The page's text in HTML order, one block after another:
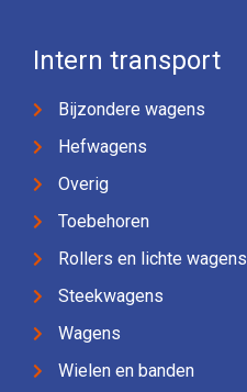
Intern transport
Bijzondere wagens
Hefwagens
Overig
Toebehoren
Rollers en lichte wagens
Steekwagens
Wagens
Wielen en banden